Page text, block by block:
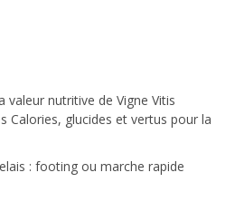
valeur nutritive de Vigne Vitis
Calories, glucides et vertus pour la
: footing ou marche rapide